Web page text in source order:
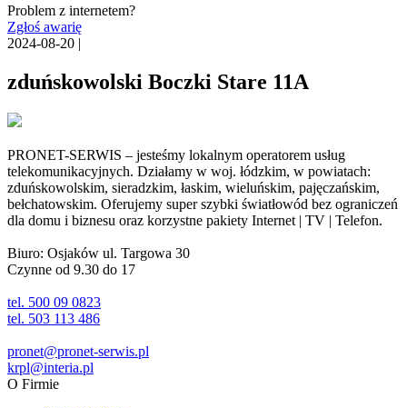
Problem z internetem?
Zgłoś awarię
2024-08-20 |
zduńskowolski Boczki Stare 11A
PRONET-SERWIS – jesteśmy lokalnym operatorem usług
telekomunikacyjnych. Działamy w woj. łódzkim, w powiatach:
zduńskowolskim, sieradzkim, łaskim, wieluńskim, pajęczańskim,
bełchatowskim. Oferujemy super szybki światłowód bez ograniczeń
dla domu i biznesu oraz korzystne pakiety Internet | TV | Telefon.
Biuro: Osjaków ul. Targowa 30
Czynne od 9.30 do 17
tel. 500 09 0823
tel. 503 113 486
pronet@pronet-serwis.pl
krpl@interia.pl
O Firmie